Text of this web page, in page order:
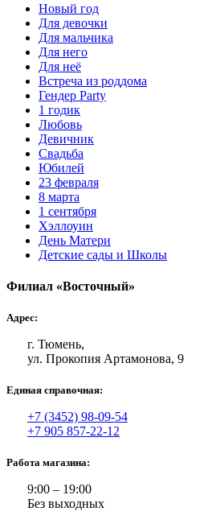
Новый год
Для девочки
Для мальчика
Для него
Для неё
Встреча из роддома
Гендер Party
1 годик
Любовь
Девичник
Свадьба
Юбилей
23 февраля
8 марта
1 сентября
Хэллоуин
День Матери
Детские сады и Школы
Филиал «Восточный»
Адрес:
г. Тюмень,
ул. Прокопия Артамонова, 9
Единая справочная:
+7 (3452) 98-09-54
+7 905 857-22-12
Работа магазина:
9:00 – 19:00
Без выходных